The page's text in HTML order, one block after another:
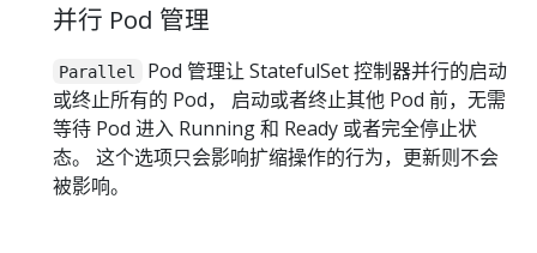
并行 Pod 管理
Parallel
Pod 管理让 StatefulSet 控制器并行的启动
或终止所有的 Pod， 启动或者终止其他 Pod 前，无需
等待 Pod 进入 Running 和 Ready 或者完全停止状
态。 这个选项只会影响扩缩操作的行为，更新则不会
被影响。